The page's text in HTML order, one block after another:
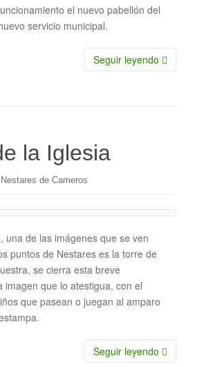
el nuevo pabellón del
servicio municipal.
Seguir leyendo
la Iglesia
Nestares de Cameros
una de las imágenes que se ven
puntos de Nestares es la torre de
se cierra esta breve
imagen que lo atestigua, con el
que pasean o juegan al amparo
Seguir leyendo